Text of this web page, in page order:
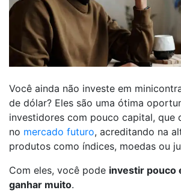
Você ainda não investe em
de dólar? Eles são uma ótima
investidores com pouco capital, que
no mercado futuro, acreditando na
produtos como índices, moedas ou
Com eles, você pode investir pouco
ganhar muito.